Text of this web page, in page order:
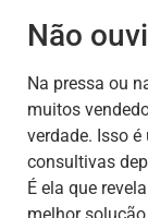
Não
Na pressa ou
muitos
verdade. Isso
consultivas
É ela que
melhor solução.